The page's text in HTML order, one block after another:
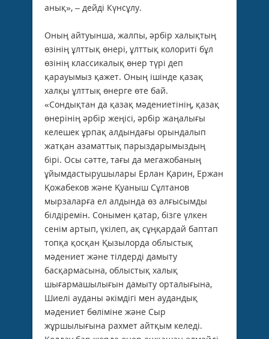
анық», – дейді Күнсұлу.
Оның айтуынша, жалпы, әрбір халықтың
өзінің ұлттық өнері, ұлттық колориті бұл
өзінің классикалық өнер түрі деп
қарауымыз қажет. Оның ішінде қазақ
халқы ұлттық өнерге өте бай.
«Сондықтан да қазақ мәдениетінің, қазақ
өнерінің әрбір жеңісі, әрбір жаңалығы
келешек ұрпақ алдындағы орындалып
жатқан азаматтық парыздарымыздың
бірі. Осы сәтте, тағы да мегажобаның
ұйымдастырушылары Ерлан Қарин, Ержан
Қожабеков және Қуаныш Сұлтанов
мырзаларға ел алдында өз алғысымды
білдіремін. Сонымен қатар, бізге үлкен
сенім артып, үкілеп, ақ сұңқардай баптап
топқа қосқан Қызылорда облыстық
мәдениет және тілдерді дамыту
басқармасына, облыстық халық
шығармашылығын дамыту орталығына,
Шиелі ауданы әкімдігі мен аудандық
мәдениет бөліміне және Сыр
жұршылығына рахмет айтқым келеді.